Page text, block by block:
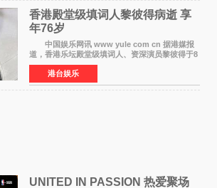
香港殿堂级填词人黎彼得病逝 享
年76岁​
中国娱乐网讯 www yule com cn 据港媒报
道，香港乐坛殿堂级填词人、资深演员黎彼得于8
月5日上午因病离世，终年76岁。好友钟志光透
露，黎彼得今年3月中风后便卧床休养，身体机能
持续衰退，最
港台娱乐
UNITED IN PASSION 热爱聚场